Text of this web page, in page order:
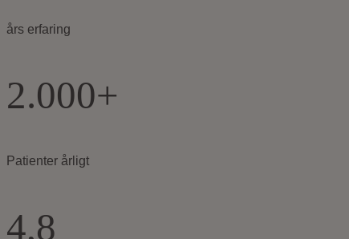
års erfaring
2.000+
Patienter årligt
4,8